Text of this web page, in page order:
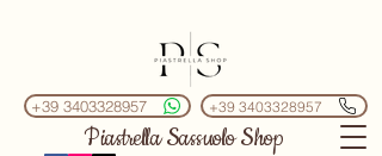
Piastrella Sassuolo Shop
+39 3403328957
+39 3403328957